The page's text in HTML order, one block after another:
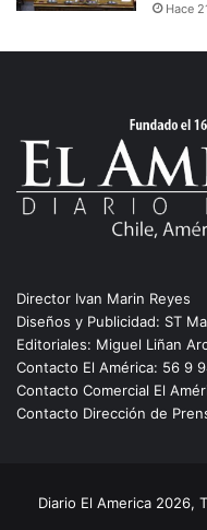
Hace
Director Ivan Marin Reyes
Diseños y Publicidad: ST
Editoriales: Miguel Liñan
Contacto El América: 56 9
Contacto Comercial El
Contacto Dirección de
Diario El America 2026,